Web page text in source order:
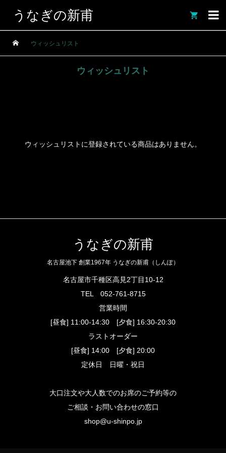
うなぎの新甫 
ウィッシュリスト
ウィッシュリスト
ウィッシュリストに登録されている商品はありません。
うなぎの新甫
名古屋池下 創業1967年 うなぎの新甫（しんぽ）
名古屋市千種区高見2丁目10-12
TEL 052-761-8715
営業時間
[昼食] 11:00-14:30 [夕食] 16:30-20:30
ラストオーダー
[昼食] 14:00 [夕食] 20:00
定休日 日曜・祝日
大口注文や大人数でのお席のご予約等の
ご相談・お問い合わせの窓口
shop@u-shinpo.jp